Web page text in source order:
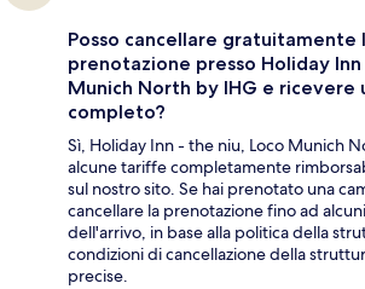
Posso cancellare gratuitamente
prenotazione presso Holiday
Munich North by IHG e ricevere
completo?
Sì, Holiday Inn - the niu, Loco Munich
alcune tariffe completamente
sul nostro sito. Se hai prenotato una
cancellare la prenotazione fino ad
dell'arrivo, in base alla politica della
condizioni di cancellazione della
precise.